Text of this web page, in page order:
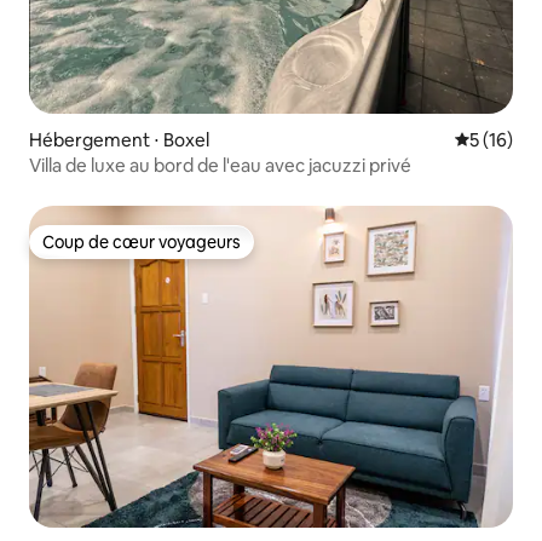
Hébergement ⋅ Boxel
5 (16)
Villa de luxe au bord de l'eau avec jacuzzi privé
Coup de cœur voyageurs
Coup de cœur voyageurs